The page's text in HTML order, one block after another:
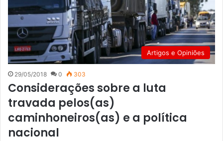
Artigos e Opiniões
29/05/2018 0 303
Considerações sobre a luta
travada pelos(as)
caminhoneiros(as) e a política
nacional